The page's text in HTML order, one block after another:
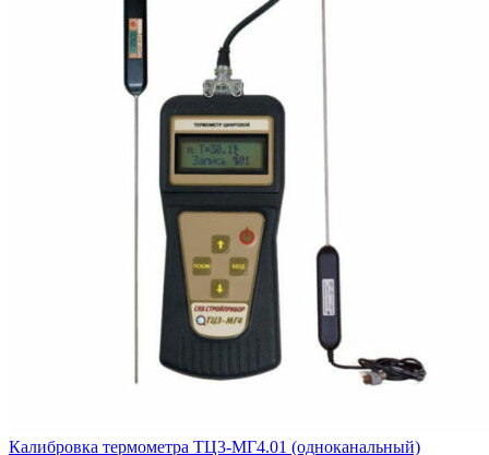
Калибровка термометра ТЦ3-МГ4.01 (одноканальный)